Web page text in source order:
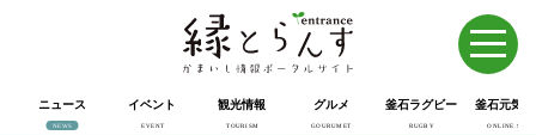
ニュース
NEWS
イベント
EVENT
観光情報
TOURISM
グルメ
GOURUMET
釜石ラグビー
RUGBY
釜石元気
ONLINE SHOP